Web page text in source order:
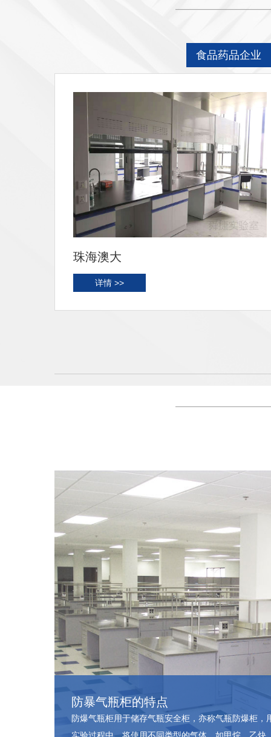
食品药品企业
高州农检
详情 >>
防暴气瓶柜的特点
防爆气瓶柜用于储存气瓶安全柜，亦称气瓶防爆柜